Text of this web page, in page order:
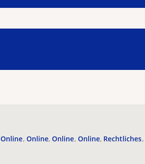
Online Online Online Online Rechtliches